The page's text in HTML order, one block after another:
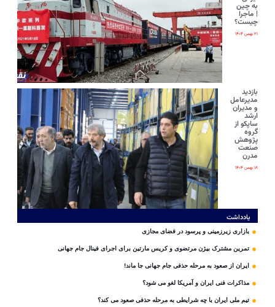
به چین
| ماجرا
چیست؟
۲۱ بهمن ۱۴۰۴
بازدید
مدیرعامل
و مدیران
ارشد
ساپکو از
گروه
پژوهش
صنعت
مدرن
۱۸ بهمن ۱۴۰۴
یادداشت
بازاری زیرزمینی و پرسود در فضای مجازی
تمرین مشترک بیژن مرتضوی و کریس مارتین برای اجرای فینال جام جهانی
ایران از صعود به مرحله حذفی جام جهانی جا ماند!
مذاکرات فنی ایران و آمریکا لغو می شود؟
تیم ملی ایران با چه شرایطی به مرحله حذفی صعود می کند؟